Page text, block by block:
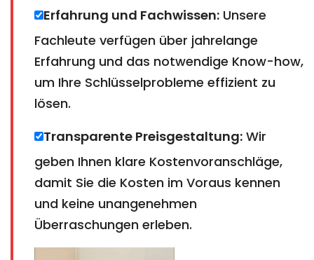
Erfahrung und Fachwissen: Unsere
Fachleute verfügen über jahrelange
Erfahrung und das notwendige Know-how,
um Ihre Schlüsselprobleme effizient zu
lösen.
Transparente Preisgestaltung: Wir
geben Ihnen klare Kostenvoranschläge,
damit Sie die Kosten im Voraus kennen
und keine unangenehmen
Überraschungen erleben.